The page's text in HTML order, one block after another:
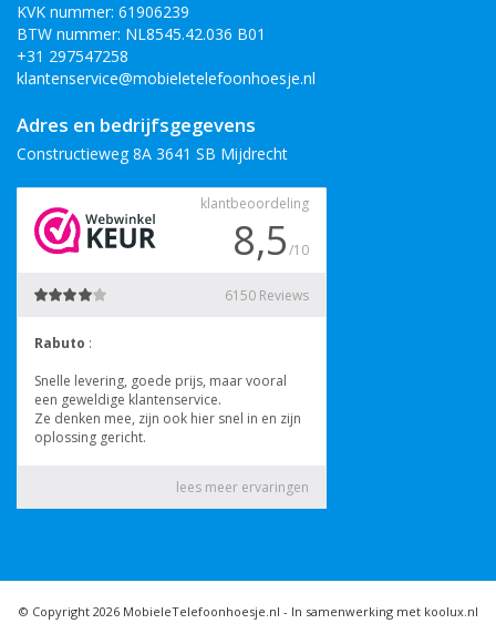
KVK nummer: 61906239
BTW nummer: NL8545.42.036 B01
+31 297547258
klantenservice@mobieletelefoonhoesje.nl
Adres en bedrijfsgegevens
Constructieweg 8A 3641 SB Mijdrecht
© Copyright 2026 MobieleTelefoonhoesje.nl - In samenwerking met koolux.nl